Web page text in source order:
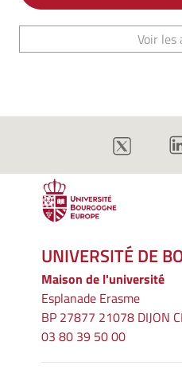
Voir les
UNIVERSITÉ DE
Maison de l'université
Esplanade Erasme
BP 27877 21078 DIJON
03 80 39 50 00